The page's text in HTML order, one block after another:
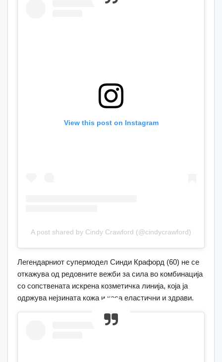
View this post on Instagram
A post shared by Cindy Crawford (@cindycrawford)
Легендарниот супермодел Синди Крафорд (60) не се
откажува од редовните вежби за сила во комбинација
со сопствената искрена козметичка линија, која ја
одржува нејзината кожа и коса еластични и здрави.